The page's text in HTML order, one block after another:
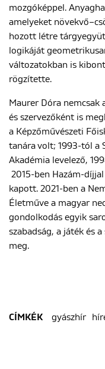
mozgóképpel.
amelyeket
hozott létre
logikáját
változatokban is
rögzítette.
Maurer Dóra
és szervezőként is
a Képzőművészeti
tanára volt; 1993-tól a
Akadémia levelező,
2015-ben Hazám-
kapott. 2021-ben a
Életműve a magyar
gondolkodás egyik
szabadság, a játék és
meg.
CÍMKÉK gyászhír